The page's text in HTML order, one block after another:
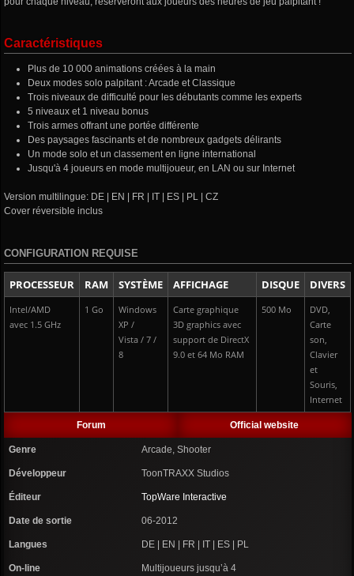
Caractéristiques
Plus de 10 000 animations créées à la main
Deux modes solo palpitant : Arcade et Classique
Trois niveaux de difficulté pour les débutants comme les experts
5 niveaux et 1 niveau bonus
Trois armes offrant une portée différente
Des paysages fascinants et de nombreux gadgets délirants
Un mode solo et un classement en ligne international
Jusqu'à 4 joueurs en mode multijoueur, en LAN ou sur Internet
Version multilingue: DE | EN | FR | IT | ES | PL | CZ
Cover réversible inclus
CONFIGURATION REQUISE
PROCESSEUR RAM SYSTÈME AFFICHAGE DISQUE DIVERS
Intel/AMD
avec 1.5 GHz
1 Go
Windows
XP /
Vista / 7 /
8
Carte graphique
3D graphics avec
support de DirectX
9.0 et 64 Mo RAM
500 Mo
DVD,
Carte
son,
Clavier
et
Souris,
Internet
Forum Official website
Genre Arcade, Shooter
Développeur ToonTRAXX Studios
Éditeur TopWare Interactive
Date de sortie 06-2012
Langues DE | EN | FR | IT | ES | PL
On-line
Multijoueurs jusqu’à 4